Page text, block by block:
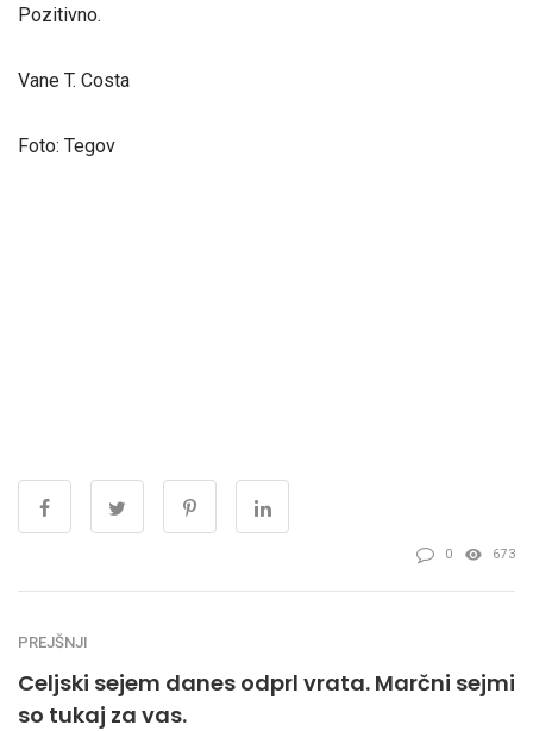
Pozitivno.
Vane T. Costa
Foto: Tegov
0 673
PREJŠNJI
Celjski sejem danes odprl vrata. Marčni sejmi
so tukaj za vas.